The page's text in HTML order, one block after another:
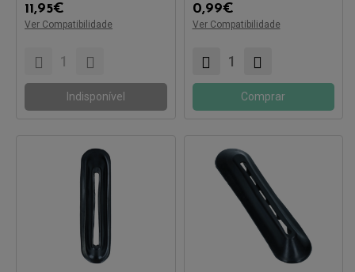
11,95€
Ver Compatibilidade
Indisponível
0,99€
Ver Compatibilidade
Comprar